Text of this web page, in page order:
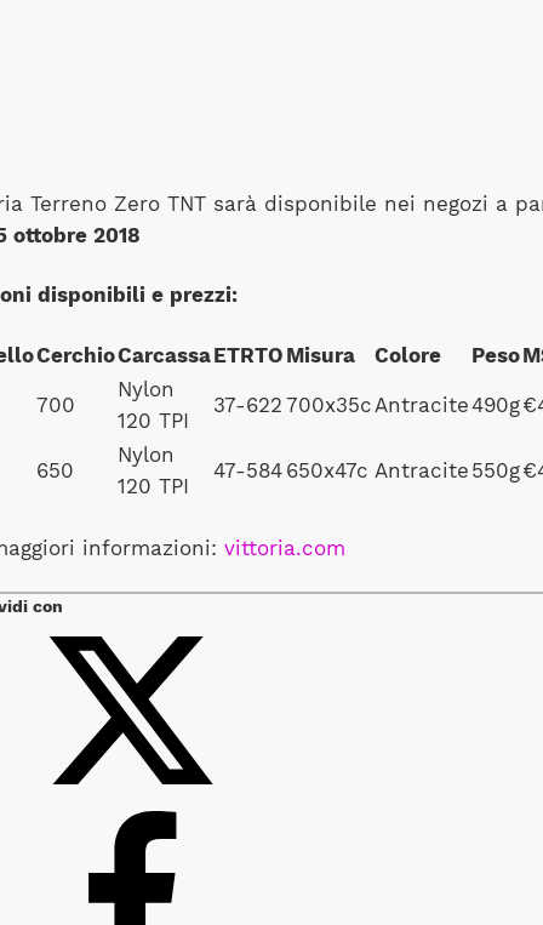
Terreno Zero TNT sarà disponibile nei negozi a
ottobre 2018
disponibili e prezzi:
CerchioCarcassaETRTO Misura Colore Peso
700
Nylon
120 TPI
37-622 700x35cAntracite490g
650
Nylon
120 TPI
47-584 650x47c Antracite 550g
informazioni: vittoria.com
con